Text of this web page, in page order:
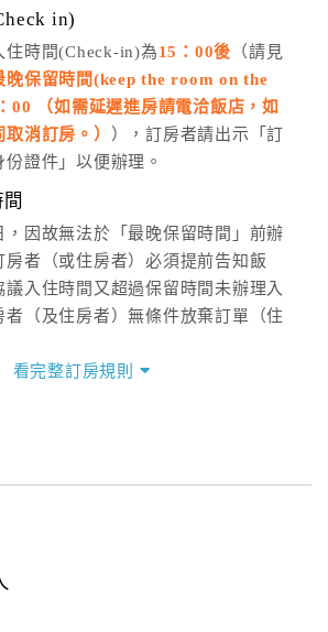
異動，皆為次日計算及辦理。
9:00～晚上6:00
聯絡單 、 LINE@、電話：
in)
住時間(Check-in)為15：00後 （請見
晚保留時間(keep the room on the
00 （如需延遲進房請電洽飯店，如
消訂房。）
），訂房者請出示「訂
證件」以便辦理。
，因故無法於「最晚保留時間」前辦
房者（或住房者）必須提前告知飯
議入住時間又超過保留時間未辦理入
者（及住房者）無條件放棄訂單（住
out)
單。
看完整訂房規則